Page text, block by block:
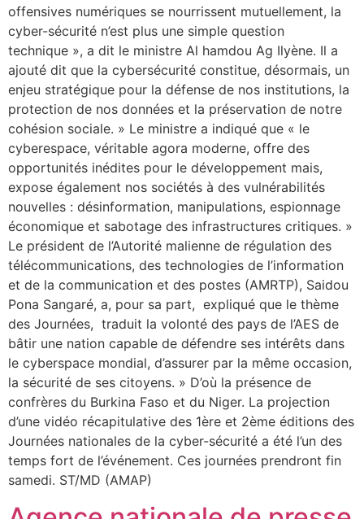
offensives numériques se nourrissent mutuellement, la
cyber-sécurité n’est plus une simple question
technique », a dit le ministre Al hamdou Ag Ilyène. Il a
ajouté dit que la cybersécurité constitue, désormais, un
enjeu stratégique pour la défense de nos institutions, la
protection de nos données et la préservation de notre
cohésion sociale. » Le ministre a indiqué que « le
cyberespace, véritable agora moderne, offre des
opportunités inédites pour le développement mais,
expose également nos sociétés à des vulnérabilités
nouvelles : désinformation, manipulations, espionnage
économique et sabotage des infrastructures critiques. »
Le président de l’Autorité malienne de régulation des
télécommunications, des technologies de l’information
et de la communication et des postes (AMRTP), Saidou
Pona Sangaré, a, pour sa part, expliqué que le thème
des Journées, traduit la volonté des pays de l’AES de
bâtir une nation capable de défendre ses intérêts dans
le cyberspace mondial, d’assurer par la même occasion,
la sécurité de ses citoyens. » D’où la présence de
confrères du Burkina Faso et du Niger. La projection
d’une vidéo récapitulative des 1ère et 2ème éditions des
Journées nationales de la cyber-sécurité a été l’un des
temps fort de l’événement. Ces journées prendront fin
samedi. ST/MD (AMAP)